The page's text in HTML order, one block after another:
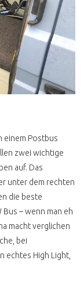
einem Postbus
zwei wichtige
auf. Das
unter dem rechten
die beste
Bus – wenn man eh
macht verglichen
bei
echtes High Light,